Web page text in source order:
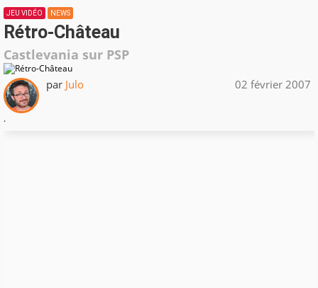
JEU VIDÉO NEWS
Rétro-Château
Castlevania sur PSP
par Julo 02 février 2007
.